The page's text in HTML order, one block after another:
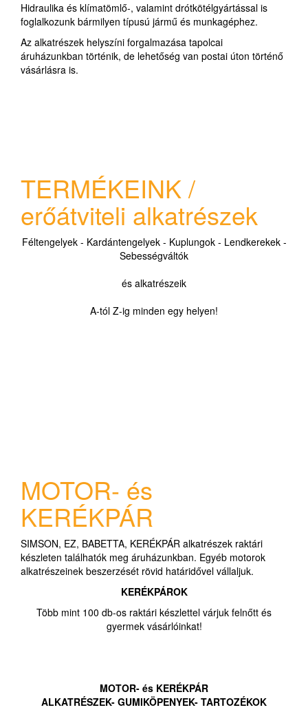
Hidraulika és klímatömlő-, valamint drótkötélgyártással is
foglalkozunk bármilyen típusú jármű és munkagéphez.
Az alkatrészek helyszíni forgalmazása tapolcai
áruházunkban történik, de lehetőség van postai úton történő
vásárlásra is.
TERMÉKEINK /
erőátviteli alkatrészek
Féltengelyek - Kardántengelyek - Kuplungok - Lendkerekek -
Sebességváltók
és alkatrészeik
A-tól Z-ig minden egy helyen!
MOTOR- és
KERÉKPÁR
SIMSON, EZ, BABETTA, KERÉKPÁR alkatrészek raktári
készleten találhatók meg áruházunkban. Egyéb motorok
alkatrészeinek beszerzését rövid határidővel vállaljuk.
KERÉKPÁROK
Több mint 100 db-os raktári készlettel várjuk felnőtt és
gyermek vásárlóinkat!
MOTOR- és KERÉKPÁR
ALKATRÉSZEK- GUMIKÖPENYEK- TARTOZÉKOK